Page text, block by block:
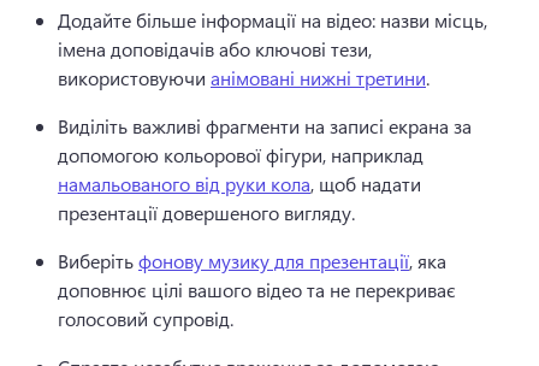
Додайте більше інформації на відео: назви місць,
імена доповідачів або ключові тези,
використовуючи анімовані нижні третини.
Виділіть важливі фрагменти на записі екрана за
допомогою кольорової фігури, наприклад
намальованого від руки кола, щоб надати
презентації довершеного вигляду.
Виберіть фонову музику для презентації, яка
доповнює цілі вашого відео та не перекриває
голосовий супровід.